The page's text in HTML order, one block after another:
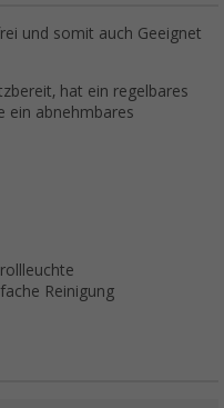
und somit auch Geeignet
hat ein regelbares
ein abnehmbares
Reinigung